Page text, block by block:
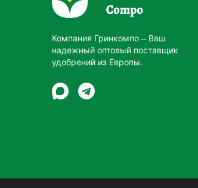
: Использовать вместе с
питательных веществ.
Обработка семян
Компания Гринкомпо – Ваш
надежный оптовый поставщик
удобрений из Европы.